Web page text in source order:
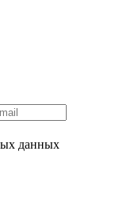
данных